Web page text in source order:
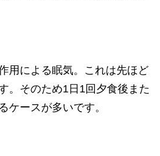
用による眠気。これは先ほど
。そのため1日1回夕食後また
ケースが多いです。